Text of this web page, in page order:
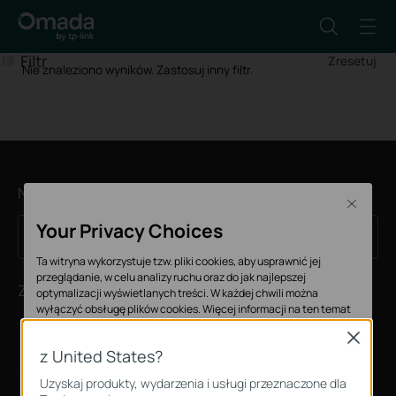
Zresetuj
Filtr
Nie znaleziono wyników. Zastosuj inny filtr.
Newsletter
Adres e-mail
Znajdź nas
z United States?
Uzyskaj produkty, wydarzenia i usługi przeznaczone dla
Close
Your Privacy Choices
Ta witryna wykorzystuje tzw. pliki cookies, aby usprawnić jej
przeglądanie, w celu analizy ruchu oraz do jak najlepszej
optymalizacji wyświetlanych treści. W każdej chwili można
wyłączyć obsługę plików cookies. Więcej informacji na ten temat
dostępnych jest wPolityce prywatności
Podstawowe Cookies
Te pliki cookies niezbędne są do poprawnego działania witryny i nie
Close